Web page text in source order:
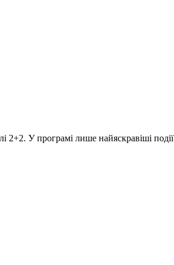
У програмі лише найяскравіші